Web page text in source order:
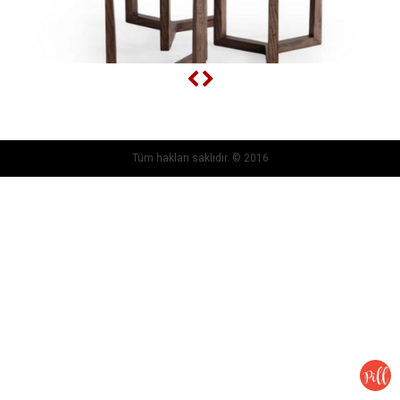
Tüm hakları saklıdır. © 2016